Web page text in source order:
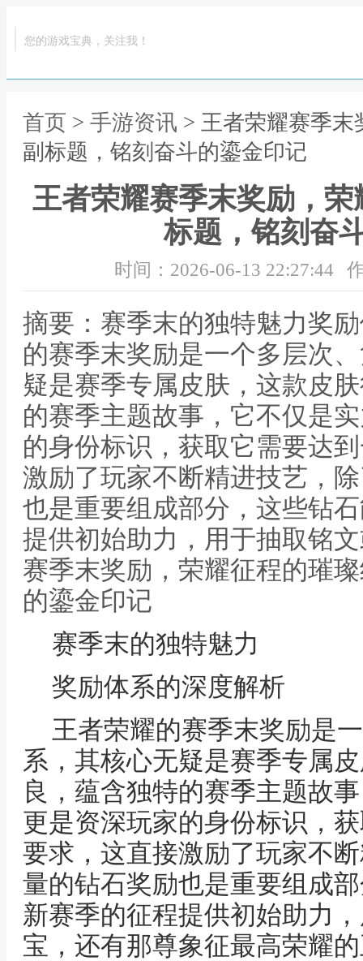
您的游戏宝典，关注我！
首页 > 手游资讯 > 王者荣耀赛季
副标题，铭刻奋斗的鎏金印记
王者荣耀赛季末奖励，
标题，铭刻奋
时间：2026-06-13 22:27:44
摘要：赛季末的独特魅力奖
的赛季末奖励是一个多层次
疑是赛季专属皮肤，这款皮
的赛季主题故事，它不仅是
的身份标识，获取它需要达
激励了玩家不断精进技艺，
也是重要组成部分，这些钻
提供初始助力，用于抽取铭
赛季末奖励，荣耀征程的璀
的鎏金印记
赛季末的独特魅力
奖励体系的深度解析
王者荣耀的赛季末奖励是
系，其核心无疑是赛季专属
良，蕴含独特的赛季主题故
更是资深玩家的身份标识，
要求，这直接激励了玩家不
量的钻石奖励也是重要组成
新赛季的征程提供初始助力
宝，还有那尊象征最高荣耀